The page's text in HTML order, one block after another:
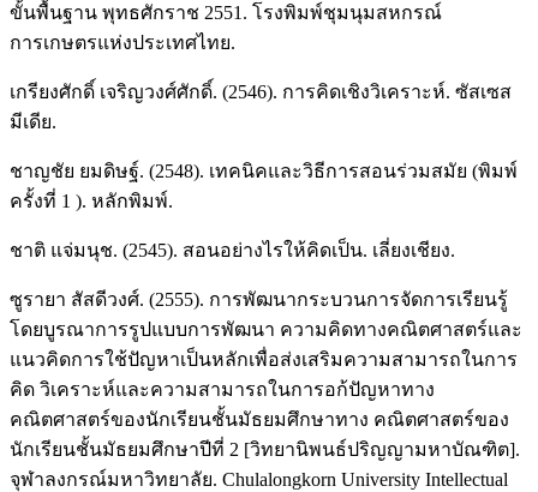
ขั้นพื้นฐาน พุทธศักราช 2551. โรงพิมพ์ชุมนุมสหกรณ์
การเกษตรแห่งประเทศไทย.
เกรียงศักดิ์ เจริญวงศ์ศักดิ์. (2546). การคิดเชิงวิเคราะห์. ซัสเซส
มีเดีย.
ชาญชัย ยมดิษฐ์. (2548). เทคนิคและวิธีการสอนร่วมสมัย (พิมพ์
ครั้งที่ 1 ). หลักพิมพ์.
ชาติ แจ่มนุช. (2545). สอนอย่างไรให้คิดเป็น. เลี่ยงเชียง.
ซูรายา สัสดีวงศ์. (2555). การพัฒนากระบวนการจัดการเรียนรู้
โดยบูรณาการรูปแบบการพัฒนา ความคิดทางคณิตศาสตร์และ
แนวคิดการใช้ปัญหาเป็นหลักเพื่อส่งเสริมความสามารถในการ
คิด วิเคราะห์และความสามารถในการอก้ปัญหาทาง
คณิตศาสตร์ของนักเรียนชั้นมัธยมศึกษาทาง คณิตศาสตร์ของ
นักเรียนชั้นมัธยมศึกษาปีที่ 2 [วิทยานิพนธ์ปริญญามหาบัณฑิต].
จุฬาลงกรณ์มหาวิทยาลัย. Chulalongkorn University Intellectual